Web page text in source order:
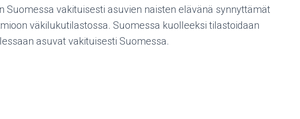
Suomessa vakituisesti asuvien naisten elävänä synnyttämät
väkilukutilastossa. Suomessa kuolleeksi tilastoidaan
asuvat vakituisesti Suomessa.